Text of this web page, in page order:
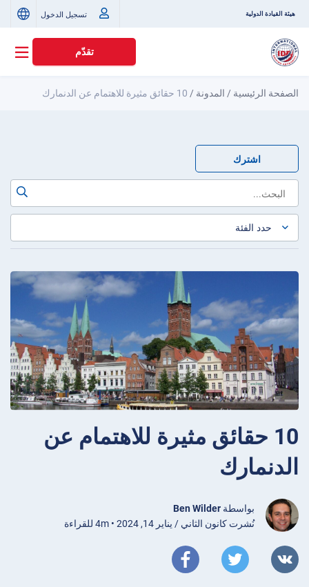
هيئة القيادة الدولية تسجيل الدخول
تقدّم
الصفحة الرئيسية / المدونة / 10 حقائق مثيرة للاهتمام عن الدنمارك
اشترك
10 حقائق مثيرة للاهتمام عن
الدنمارك
بواسطة Ben Wilder
نُشرت كانون الثاني / يناير 14, 2024 • 4m للقراءة